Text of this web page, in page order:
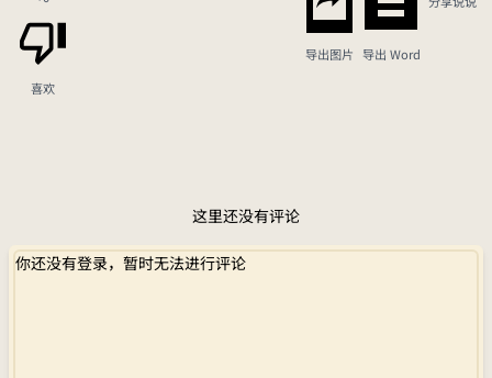
喜欢
导出图片 导出 Word
这里还没有评论
你还没有登录，暂时无法进行评论